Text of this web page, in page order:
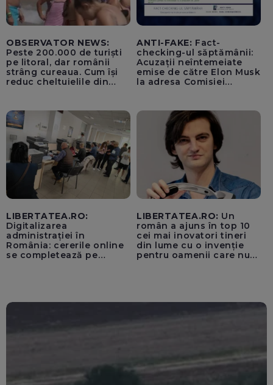
OBSERVATOR NEWS:
Peste 200.000 de turiști
pe litoral, dar românii
strâng cureaua. Cum își
reduc cheltuielile din
ANTI-FAKE: Fact-
checking-ul săptămânii:
Acuzații neîntemeiate
emise de către Elon Musk
la adresa Comisiei
pentru instaurarea
„cenzurii” pe platforma X
LIBERTATEA.RO:
Digitalizarea
administrației în
România: cererile online
se completează pe
LIBERTATEA.RO: Un
român a ajuns în top 10
cei mai inovatori tineri
din lume cu o invenție
pentru oamenii care nu